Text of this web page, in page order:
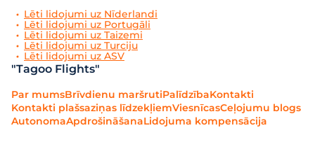
Lēti lidojumi uz Nīderlandi
Lēti lidojumi uz Portugāli
Lēti lidojumi uz Taizemi
Lēti lidojumi uz Turciju
Lēti lidojumi uz ASV
"Tagoo Flights"
Par mumsBrīvdienu maršrutiPalīdzībaKontakti
Kontakti plašsaziņas līdzekļiemViesnīcasCeļojumu blogs
AutonomaApdrošināšanaLidojuma kompensācija